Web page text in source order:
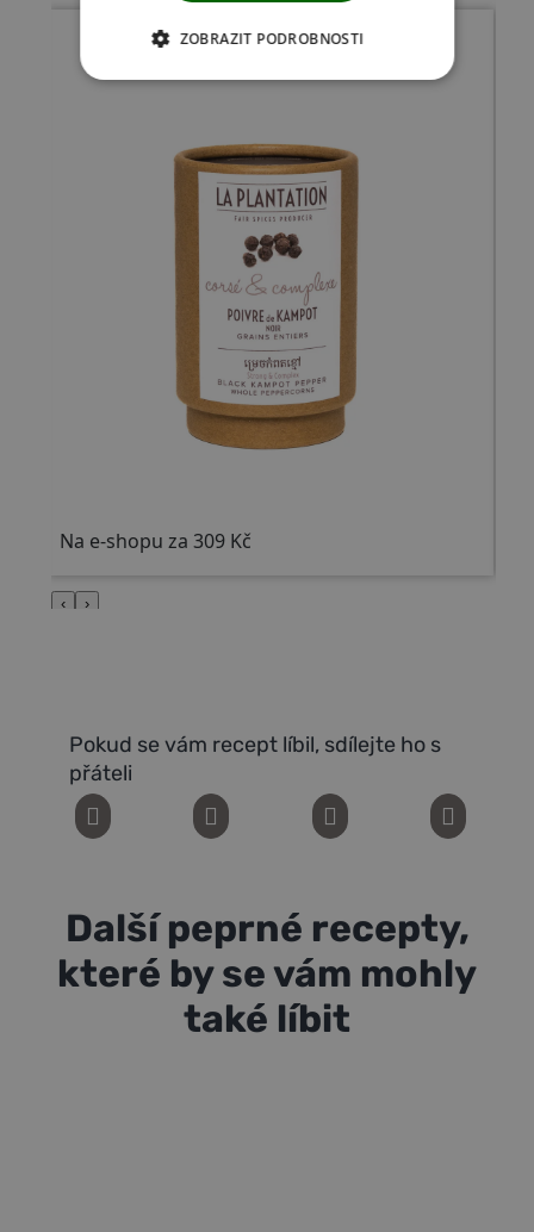
Pokud se vám recept líbil, sdílejte ho s
přáteli
Další peprné recepty,
které by se vám mohly
také líbit
ZOBRAZIT PODROBNOSTI
NEZBYTNĚ NUTNÉ COOKIES
MARKETINGOVÉ COOKIES
NEZAŘAZENÉ COOKIES